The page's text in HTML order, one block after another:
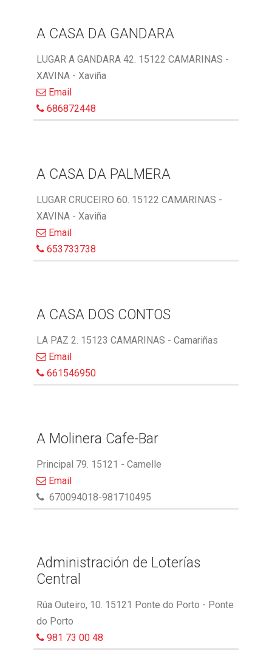
A CASA DA GANDARA
LUGAR A GANDARA 42. 15122 CAMARINAS -
XAVINA - Xaviña
Email
686872448
A CASA DA PALMERA
LUGAR CRUCEIRO 60. 15122 CAMARINAS -
XAVINA - Xaviña
Email
653733738
A CASA DOS CONTOS
LA PAZ 2. 15123 CAMARINAS - Camariñas
Email
661546950
A Molinera Cafe-Bar
Principal 79. 15121 - Camelle
Email
670094018-981710495
Administración de Loterías
Central
Rúa Outeiro, 10. 15121 Ponte do Porto - Ponte
do Porto
981 73 00 48